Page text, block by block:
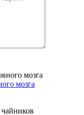
мозга